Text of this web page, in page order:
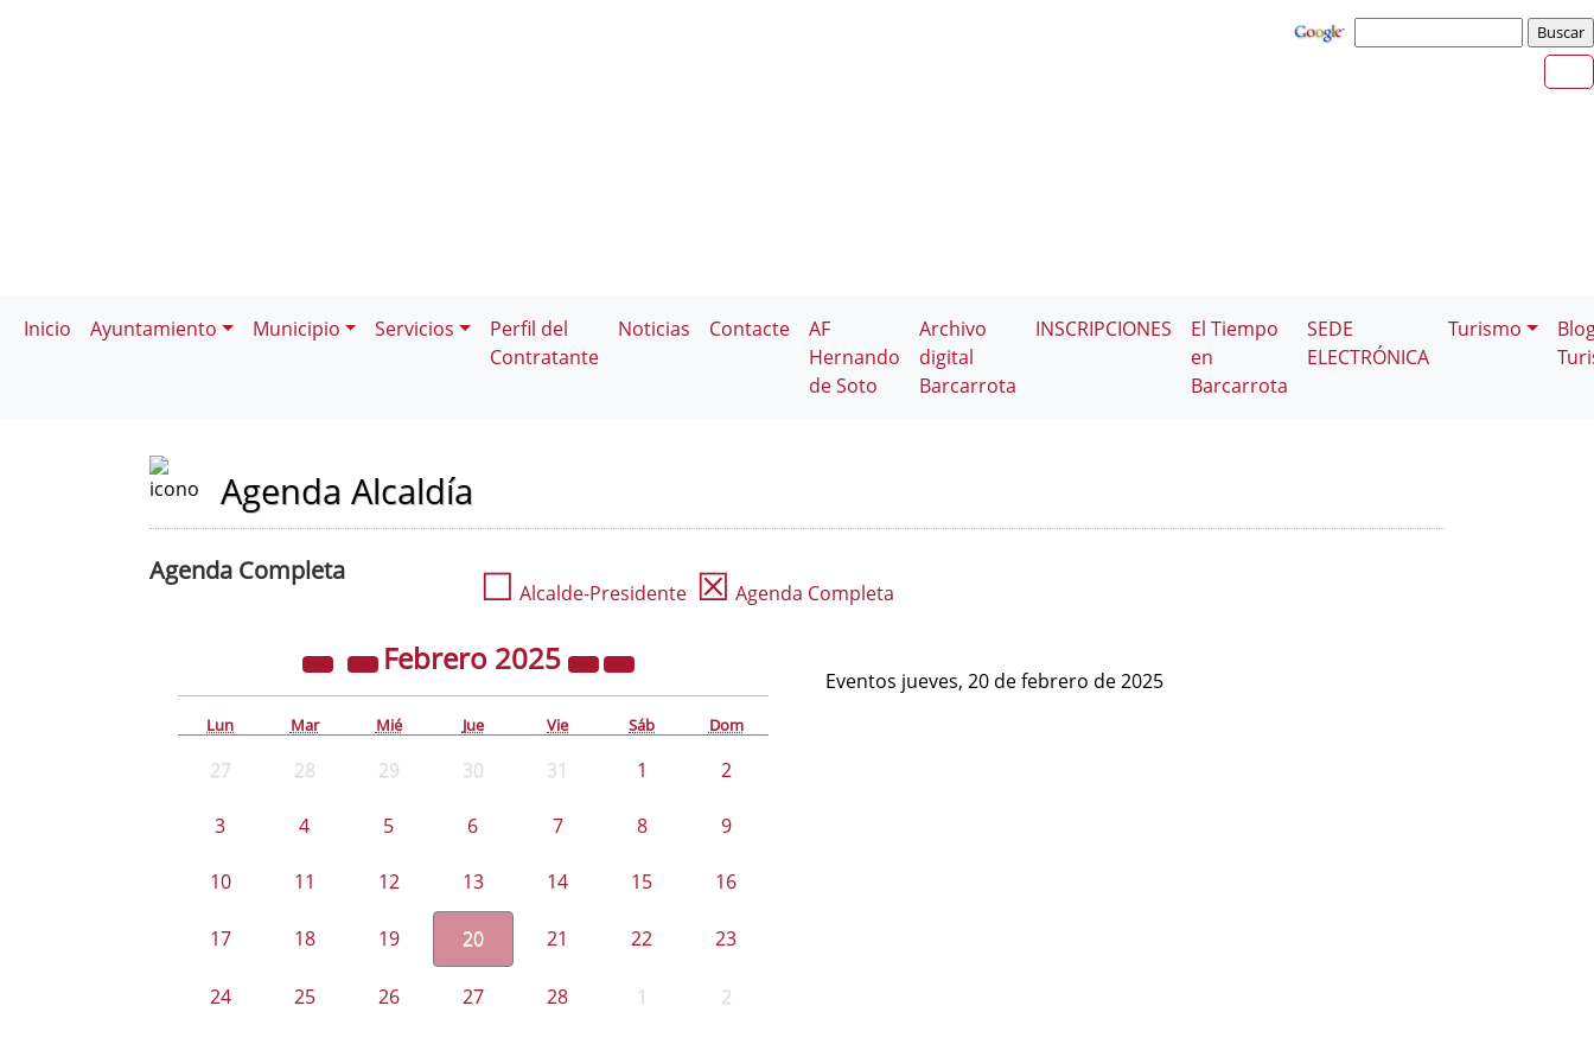
Inicio Ayuntamiento Municipio Servicios
Perfil del
Contratante
Noticias Contacte
AF
Hernando
de Soto
Archivo
digital
Barcarrota
INSCRIPCIONES
El Tiempo
en
Barcarrota
SEDE
ELECTRÓNICA
Turismo
Agenda Alcaldía
Agenda Completa ☐ Alcalde-Presidente ☒ Agenda Completa
Febrero 2025
Lun Mar Mié Jue Vie Sáb Dom
27 28 29 30 31 1 2
3 4 5 6 7 8 9
10 11 12 13 14 15 16
17 18 19 20 21 22 23
24 25 26 27 28 1 2
Eventos jueves, 20 de febrero de 2025